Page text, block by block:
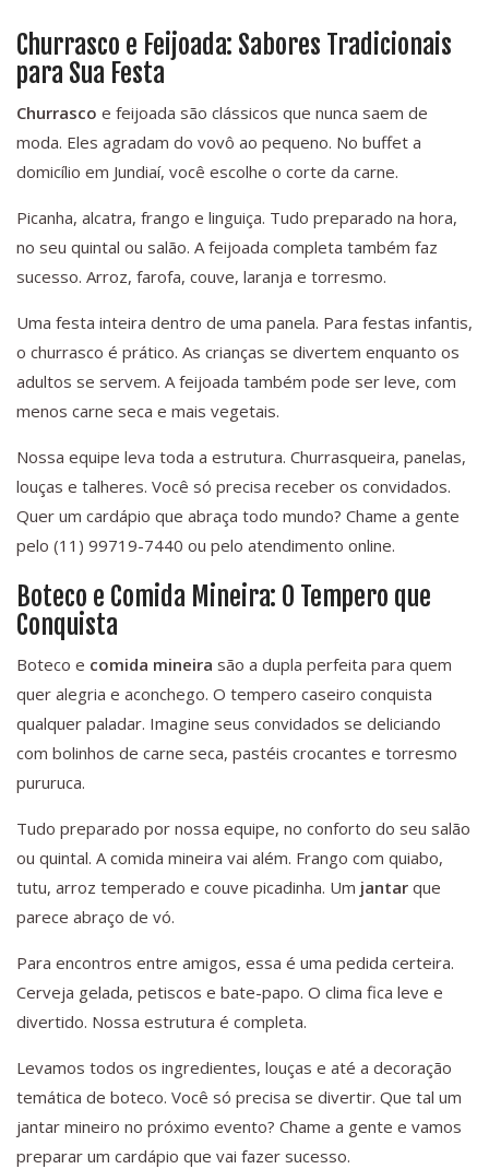
Churrasco e Feijoada: Sabores Tradicionais
para Sua Festa
Churrasco e feijoada são clássicos que nunca saem de
moda. Eles agradam do vovô ao pequeno. No buffet a
domicílio em Jundiaí, você escolhe o corte da carne.
Picanha, alcatra, frango e linguiça. Tudo preparado na hora,
no seu quintal ou salão. A feijoada completa também faz
sucesso. Arroz, farofa, couve, laranja e torresmo.
Uma festa inteira dentro de uma panela. Para festas infantis,
o churrasco é prático. As crianças se divertem enquanto os
adultos se servem. A feijoada também pode ser leve, com
menos carne seca e mais vegetais.
Nossa equipe leva toda a estrutura. Churrasqueira, panelas,
louças e talheres. Você só precisa receber os convidados.
Quer um cardápio que abraça todo mundo? Chame a gente
pelo (11) 99719-7440 ou pelo atendimento online.
Boteco e Comida Mineira: O Tempero que
Conquista
Boteco e comida mineira são a dupla perfeita para quem
quer alegria e aconchego. O tempero caseiro conquista
qualquer paladar. Imagine seus convidados se deliciando
com bolinhos de carne seca, pastéis crocantes e torresmo
pururuca.
Tudo preparado por nossa equipe, no conforto do seu salão
ou quintal. A comida mineira vai além. Frango com quiabo,
tutu, arroz temperado e couve picadinha. Um jantar que
parece abraço de vó.
Para encontros entre amigos, essa é uma pedida certeira.
Cerveja gelada, petiscos e bate-papo. O clima fica leve e
divertido. Nossa estrutura é completa.
Levamos todos os ingredientes, louças e até a decoração
temática de boteco. Você só precisa se divertir. Que tal um
jantar mineiro no próximo evento? Chame a gente e vamos
preparar um cardápio que vai fazer sucesso.